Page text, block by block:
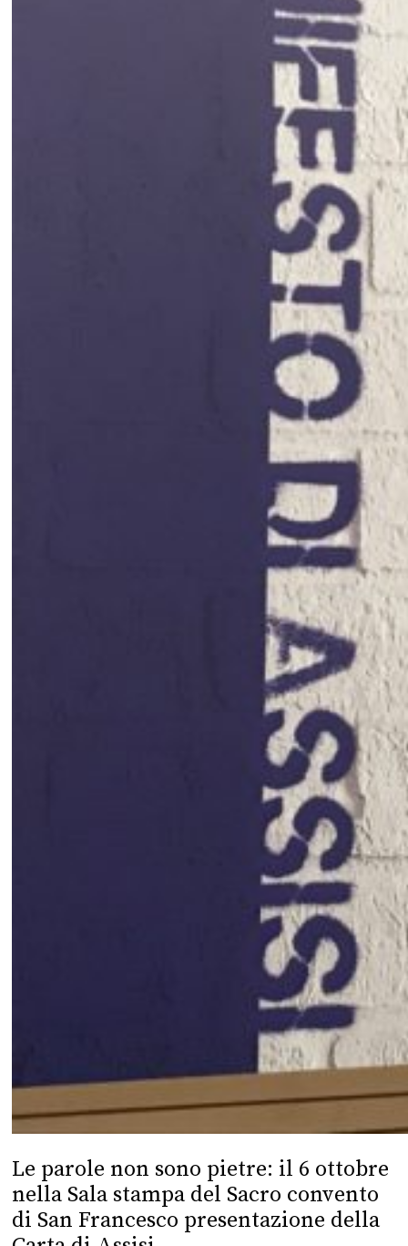
Le parole non sono pietre: il 6 ottobre
nella Sala stampa del Sacro convento
di San Francesco presentazione della